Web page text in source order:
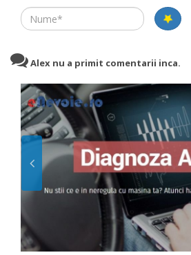
Name
Alex nu a primit comentarii inca.